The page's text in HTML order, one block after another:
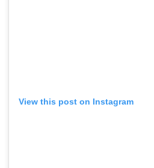
View this post on Instagram